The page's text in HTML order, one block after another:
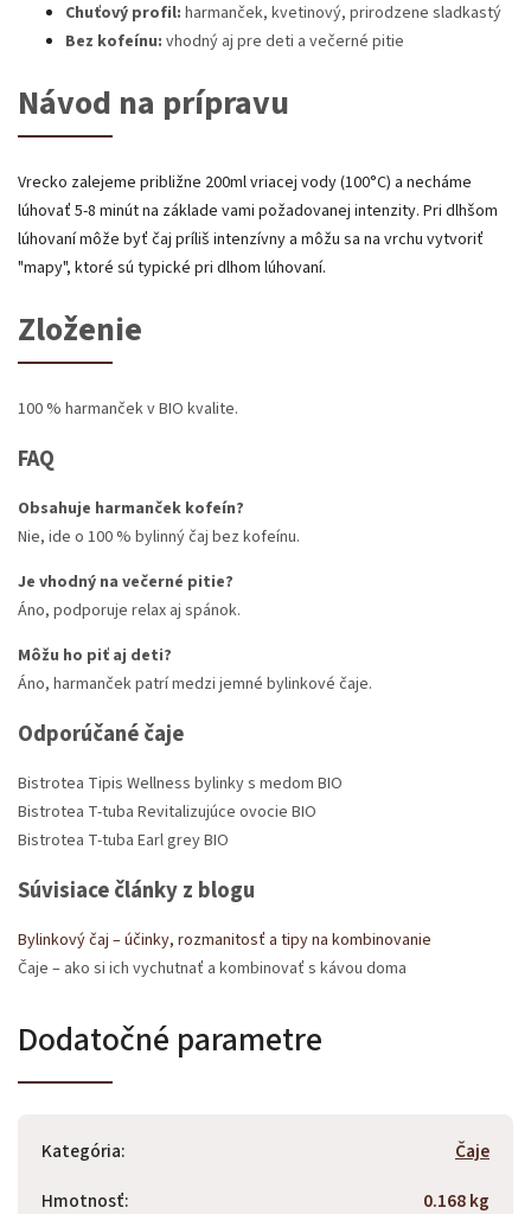
Chuťový profil: harmanček, kvetinový, prirodzene sladkastý
Bez kofeínu: vhodný aj pre deti a večerné pitie
Návod na prípravu
Vrecko zalejeme približne 200ml vriacej vody (100°C) a necháme
lúhovať 5-8 minút na základe vami požadovanej intenzity. Pri dlhšom
lúhovaní môže byť čaj príliš intenzívny a môžu sa na vrchu vytvoriť
"mapy", ktoré sú typické pri dlhom lúhovaní.
Zloženie
100 % harmanček v BIO kvalite.
FAQ
Obsahuje harmanček kofeín?
Nie, ide o 100 % bylinný čaj bez kofeínu.
Je vhodný na večerné pitie?
Áno, podporuje relax aj spánok.
Môžu ho piť aj deti?
Áno, harmanček patrí medzi jemné bylinkové čaje.
Odporúčané čaje
Bistrotea Tipis Wellness bylinky s medom BIO
Bistrotea T-tuba Revitalizujúce ovocie BIO
Bistrotea T-tuba Earl grey BIO
Súvisiace články z blogu
Bylinkový čaj – účinky, rozmanitosť a tipy na kombinovanie
Čaje – ako si ich vychutnať a kombinovať s kávou doma
Dodatočné parametre
Kategória:
Čaje
Hmotnosť:
0.168 kg